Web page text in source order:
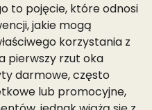
to pojęcie, które odnosi
jakie mogą
korzystania z
pierwszy rzut oka
darmowe, często
lub promocyjne,